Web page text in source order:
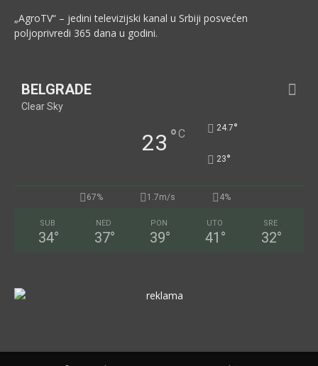
„AgroTV“ – jedini televizijski kanal u Srbiji posvećen
poljoprivredi 365 dana u godini.
BELGRADE
Clear Sky
23 °C 24.7°
23°
67% 1.7m/s 4%
SUB
34°
NED
37°
PON
39°
UTO
41 °
SRE
32°